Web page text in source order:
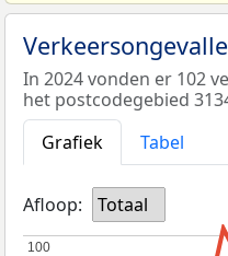
In 2024 vonden er 102
het postcodegebied
Grafiek
Tabel
Afloop: Totaal
100
100